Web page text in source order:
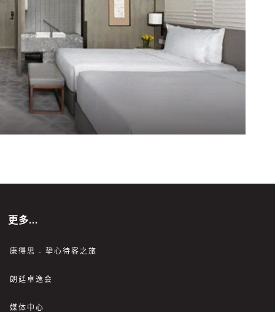
更多...
康得思 - 挚心待客之旅
朗廷卓逸会
媒体中心